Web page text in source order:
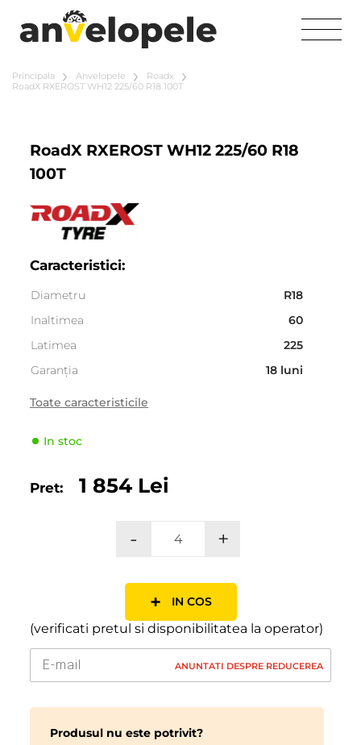
Principala Anvelopele
Roadx
RoadX RXEROST WH12 225/60 R18 100T
RoadX RXEROST WH12 225/60 R18
100T
Caracteristici:
Diametru
R18
Inaltimea
60
Latimea
225
Garanția
18 luni
Tara
amplasarea pe axa
Sezonalitate
Indicele de sarcină
100 (800kg)
Toate caracteristicile
In stoc
Pret: 1 854 Lei
- +
+ IN COS
(verificati pretul si disponibilitatea la operator)
ANUNTATI DESPRE REDUCEREA
Produsul nu este potrivit?